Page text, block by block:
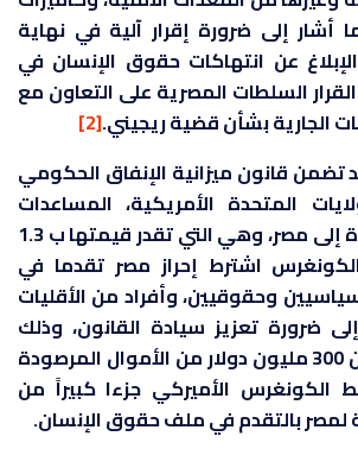
أشار إلى ضرورة إقرار آلية في نهاية
للرصد والإبلاغ عن انتهاكات حقوق الإنسان في
السلطات المصرية على التعاون مع
الجارية بشأن قضية ريجيني.[2]
تضمن قانون ميزانية الإنفاق الحكومي
المتحدة الأمريكية، المساعدات
العسكرية المعتادة إلى مصر، وهي التي تقدر قيمتها ب 1.3
اشترط إحراز مصر تقدما في
وحقوقيين، وأفراد من الأقليات
إلى ضرورة تعزيز سيادة القانون، وذلك
لصرف مبلغ أكثر من 300 مليون دولار من الأموال المرصودة
الكونغرس الأميركي جزءا كبيراً من
لمصر بالتقدم في ملف حقوق الإنسان.